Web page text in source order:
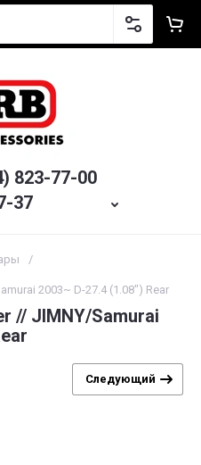
823-77-00
37
/
2003~ D-27.4 (1.08") Rear
// JIMNY/Samurai
Следующий